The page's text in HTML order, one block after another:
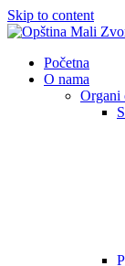
Skip to content
Početna
O nama
Organi